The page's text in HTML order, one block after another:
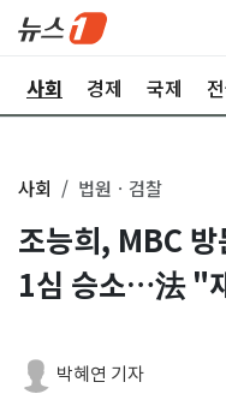
사회 경제 국제
사회 법원ㆍ검찰
조능희, MBC 방
1심 승소…法 "
박혜연 기자